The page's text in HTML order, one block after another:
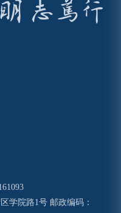
学院路1号 邮政编码：